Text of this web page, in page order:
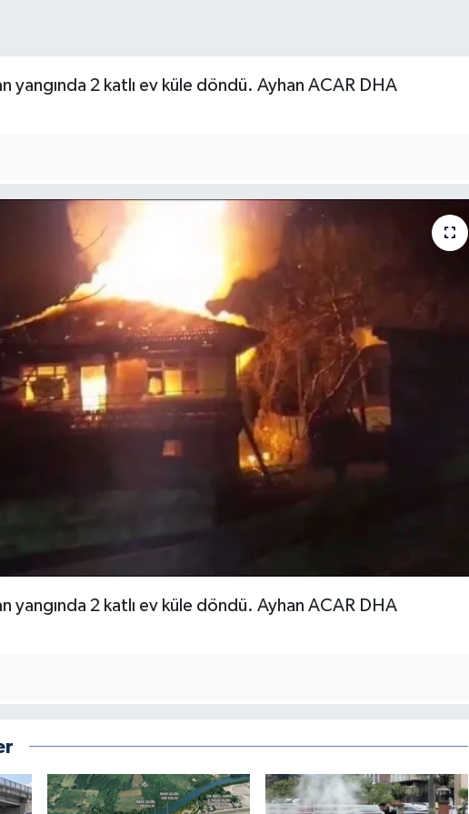
yangında 2 katlı ev küle döndü. Ayhan ACAR DHA
yangında 2 katlı ev küle döndü. Ayhan ACAR DHA